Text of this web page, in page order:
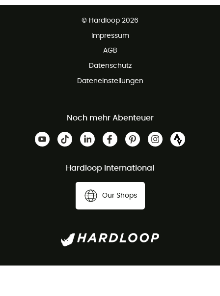
© Hardloop 2026
Impressum
AGB
Datenschutz
Dateneinstellungen
Noch mehr Abenteuer
Hardloop International
Our Shops